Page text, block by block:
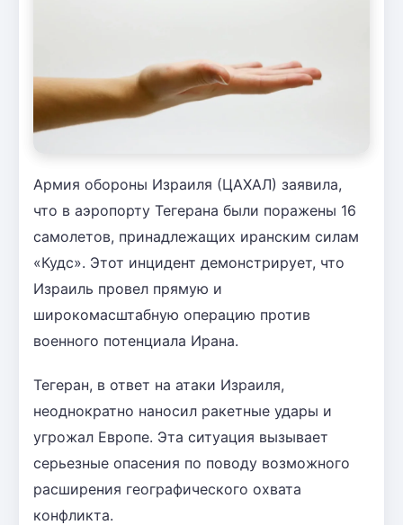
Армия обороны Израиля (ЦАХАЛ) заявила,
что в аэропорту Тегерана были поражены 16
самолетов, принадлежащих иранским силам
«Кудс». Этот инцидент демонстрирует, что
Израиль провел прямую и
широкомасштабную операцию против
военного потенциала Ирана.
Тегеран, в ответ на атаки Израиля,
неоднократно наносил ракетные удары и
угрожал Европе. Эта ситуация вызывает
серьезные опасения по поводу возможного
расширения географического охвата
конфликта.